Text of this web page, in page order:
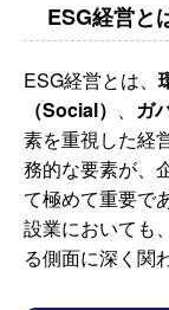
ESG経営と
ESG経営とは、
（Social） 、 ガ
素を重視した経
務的な要素が、
て極めて重要で
設業においても
る側面に深く関